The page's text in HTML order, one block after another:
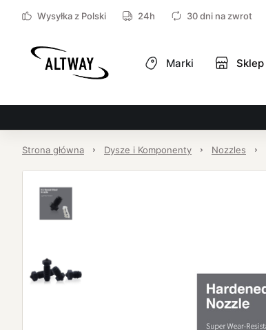
Wysyłka z Polski 24h 30 dni na zwrot
Marki Sklep
Strona główna Dysze i Komponenty Nozzles